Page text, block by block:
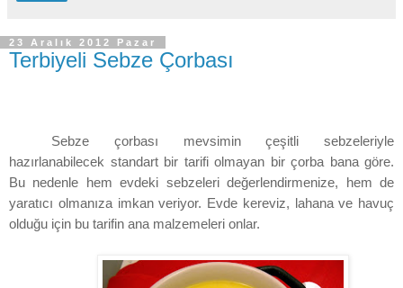
23 Aralık 2012 Pazar
Terbiyeli Sebze Çorbası
Sebze çorbası mevsimin çeşitli sebzeleriyle
hazırlanabilecek standart bir tarifi olmayan bir çorba bana göre.
Bu nedenle hem evdeki sebzeleri değerlendirmenize, hem de
yaratıcı olmanıza imkan veriyor. Evde kereviz, lahana ve havuç
olduğu için bu tarifin ana malzemeleri onlar.